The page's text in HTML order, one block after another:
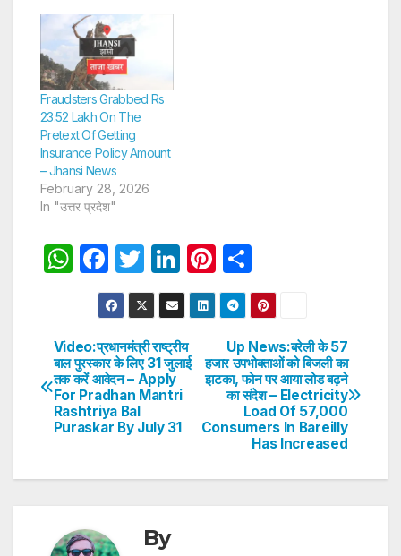
Fraudsters Grabbed Rs
23.52 Lakh On The
Pretext Of Getting
Insurance Policy Amount
– Jhansi News
February 28, 2026
In "उत्तर प्रदेश"
W
s
A
p
p
F
a
c
e
b
o
o
T
w
itt
er
Li
n
k
e
dI
n
Pi
nt
er
e
st
h
ar
e
Post
navigation
Up News:बरेली के 57
हजार उपभोक्ताओं को बिजली का
झटका, फोन पर आया लोड बढ़ने
का संदेश – Electricity
Load Of 57,000
Consumers In Bareilly
Has Increased
Video:प्रधानमंत्री राष्ट्रीय
बाल पुरस्कार के लिए 31 जुलाई
तक करें आवेदन – Apply
For Pradhan Mantri
Rashtriya Bal
Puraskar By July 31
By